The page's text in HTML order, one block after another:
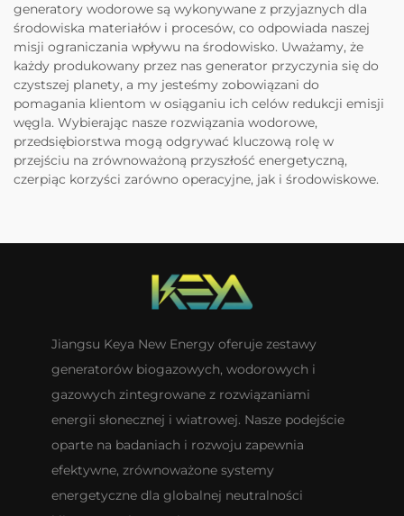
generatory wodorowe są wykonywane z przyjaznych dla
środowiska materiałów i procesów, co odpowiada naszej
misji ograniczania wpływu na środowisko. Uważamy, że
każdy produkowany przez nas generator przyczynia się do
czystszej planety, a my jesteśmy zobowiązani do
pomagania klientom w osiąganiu ich celów redukcji emisji
węgla. Wybierając nasze rozwiązania wodorowe,
przedsiębiorstwa mogą odgrywać kluczową rolę w
przejściu na zrównoważoną przyszłość energetyczną,
czerpiąc korzyści zarówno operacyjne, jak i środowiskowe.
Jiangsu Keya New Energy oferuje zestawy
generatorów biogazowych, wodorowych i
gazowych zintegrowane z rozwiązaniami
energii słonecznej i wiatrowej. Nasze podejście
oparte na badaniach i rozwoju zapewnia
efektywne, zrównoważone systemy
energetyczne dla globalnej neutralności